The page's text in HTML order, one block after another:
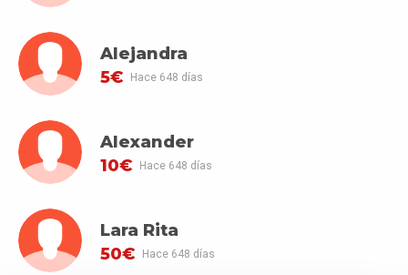
Alejandra
5€
Hace 648 días
Alexander
10€
Hace 648 días
Lara Rita
50€
Hace 648 días